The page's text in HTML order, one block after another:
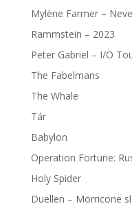
Mylène Farmer –
Rammstein – 2023
Peter Gabriel – I/O
The Fabelmans
The Whale
Tár
Babylon
Operation Fortune:
Holy Spider
Duellen – Morricone